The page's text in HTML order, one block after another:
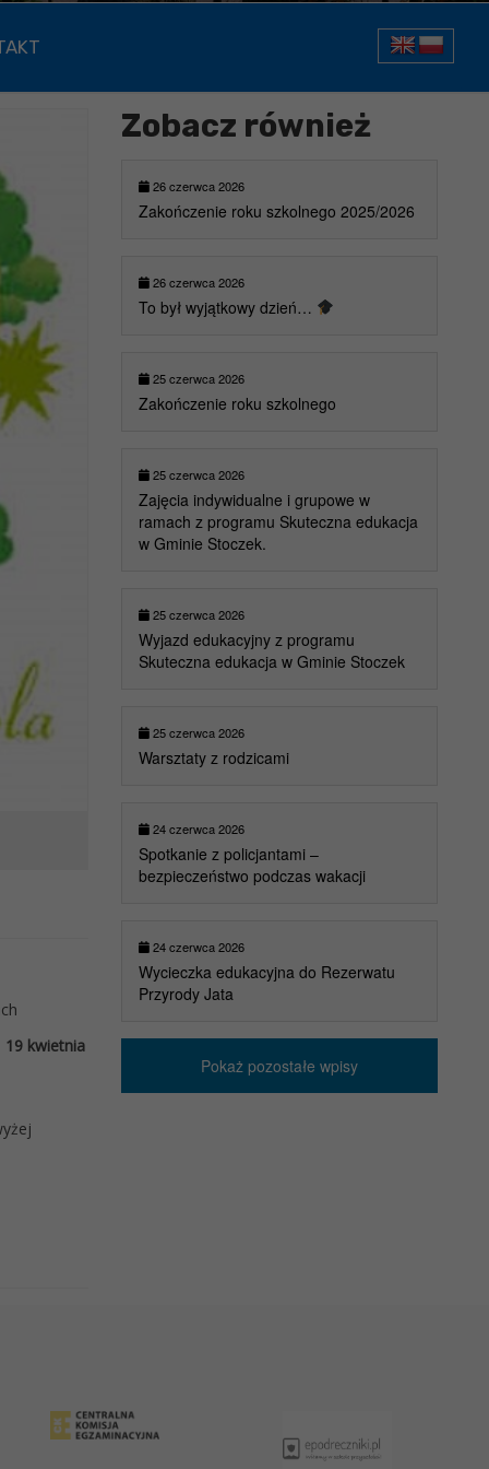
kwietnia
Zobacz również
26 czerwca 2026
Zakończenie roku szkolnego 2025/2026
26 czerwca 2026
To był wyjątkowy dzień…
25 czerwca 2026
Zakończenie roku szkolnego
25 czerwca 2026
Zajęcia indywidualne i grupowe w
ramach z programu Skuteczna edukacja
w Gminie Stoczek.
25 czerwca 2026
Wyjazd edukacyjny z programu
Skuteczna edukacja w Gminie Stoczek
25 czerwca 2026
Warsztaty z rodzicami
24 czerwca 2026
Spotkanie z policjantami –
bezpieczeństwo podczas wakacji
24 czerwca 2026
Wycieczka edukacyjna do Rezerwatu
Przyrody Jata
Pokaż pozostałe wpisy